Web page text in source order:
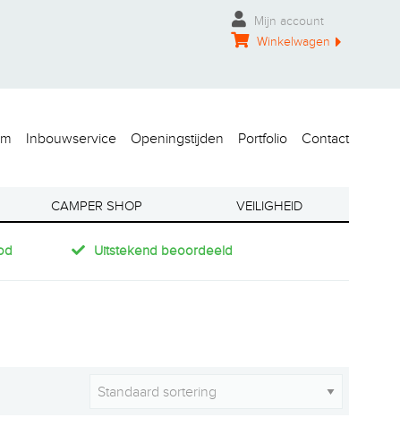
Mijn account
Winkelwagen
Inbouwservice Openingstijden Portfolio Contact
CAMPER SHOP VEILIGHEID
Uitstekend beoordeeld